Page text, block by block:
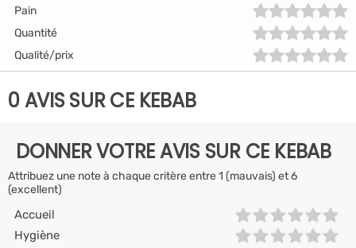
Pain
Quantité
Qualité/prix
0 AVIS SUR CE KEBAB
DONNER VOTRE AVIS SUR CE KEBAB
Attribuez une note à chaque critère entre 1 (mauvais) et 6
(excellent)
Accueil
Hygiène